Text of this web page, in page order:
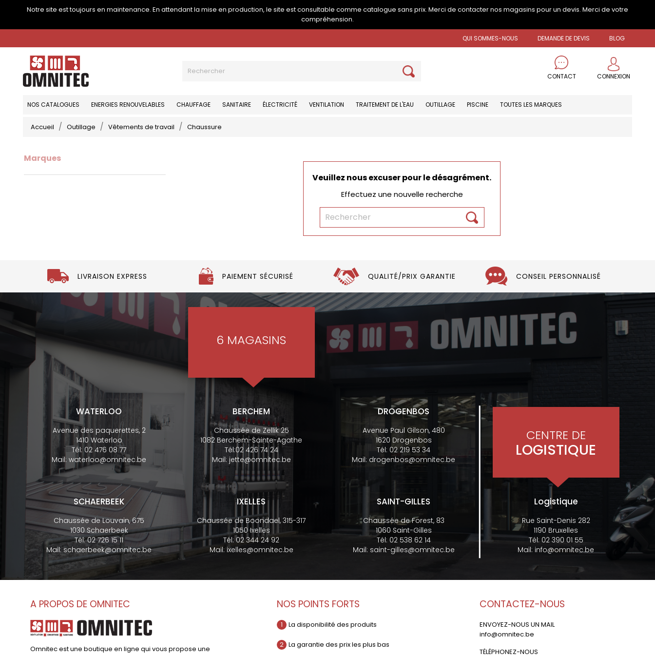
Notre site est toujours en maintenance. En attendant la mise en production, le site est consultable comme catalogue sans prix. Merci de contacter nos magasins pour un devis. Merci de votre
compréhension.
QUI SOMMES-NOUS DEMANDE DE DEVIS BLOG
CONTACT CONNEXION
NOS CATALOGUES ENERGIES RENOUVELABLES CHAUFFAGE SANITAIRE ÉLECTRICITÉ VENTILATION TRAITEMENT DE L'EAU OUTILLAGE PISCINE TOUTES LES MARQUES
Accueil Outillage Vêtements de travail Chaussure
Marques
Veuillez nous excuser pour le désagrément.
Effectuez une nouvelle recherche
LIVRAISON EXPRESS PAIEMENT SÉCURISÉ QUALITÉ/PRIX GARANTIE CONSEIL PERSONNALISÉ
6 MAGASINS
WATERLOO
Avenue des paquerettes, 2
1410 Waterloo
Tél: 02 476 08 77
Mail:waterloo@omnitec.be
SCHAERBEEK
Chaussée de Louvain, 675
1030 Schaerbeek
Tél:02 726 15 11
Mail:schaerbeek@omnitec.be
BERCHEM
Chaussée de Zellik 25
1082 Berchem-Sainte-Agathe
Tél:02 426 74 24
Mail: jette@omnitec.be
IXELLES
Chaussée de Boondael, 315-317
1050 Ixelles
Tél:02 344 24 92
Mail:ixelles@omnitec.be
DROGENBOS
Avenue Paul Gilson, 480
1620 Drogenbos
Tél: 02 219 53 34
Mail: drogenbos@omnitec.be
SAINT-GILLES
Chaussée de Forest, 83
1060 Saint-Gilles
Tél: 02 538 62 14
Mail: saint-gilles@omnitec.be
CENTRE DE
LOGISTIQUE
Logistique
Rue Saint-Denis 282
1190 Bruxelles
Tél: 02 390 01 55
Mail: info@omnitec.be
A PROPOS DE OMNITEC
Omnitec est une boutique en ligne qui vous propose une
NOS POINTS FORTS
1 La disponibilité des produits
2 La garantie des prix les plus bas
CONTACTEZ-NOUS
ENVOYEZ-NOUS UN MAIL
info@omnitec.be
TÉLÉPHONEZ-NOUS